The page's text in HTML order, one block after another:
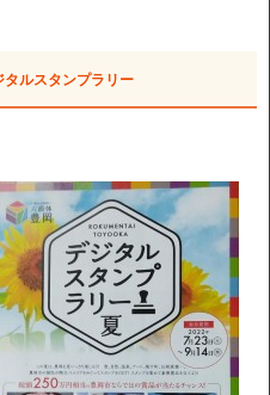
ルスタンプラリー